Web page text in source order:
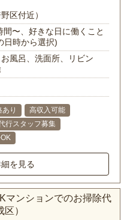
区付近）
〜、好きな日に働くこと
日時から選択)
風呂、洗面所、リビン
り
高収入可能
行スタッフ募集
を見る
マンションでのお掃除代
）